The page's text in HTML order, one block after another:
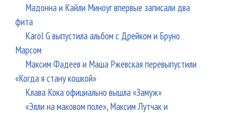
Мадонна и Кайли Миноуг впервые записали два
фита
Karol G выпустила альбом с Дрейком и Бруно
Марсом
Максим Фадеев и Маша Ржевская перевыпустили
«Когда я стану кошкой»
Клава Кока официально вышла «Замуж»
«Элли на маковом поле», Максим Лутчак и